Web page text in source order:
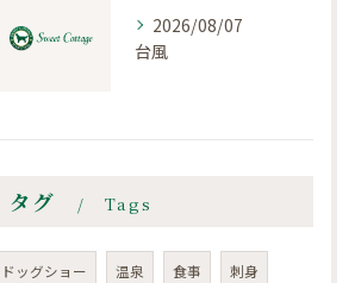
2026/08/07
台風
タグ Tags
ドッグショー 温泉 食事 刺身